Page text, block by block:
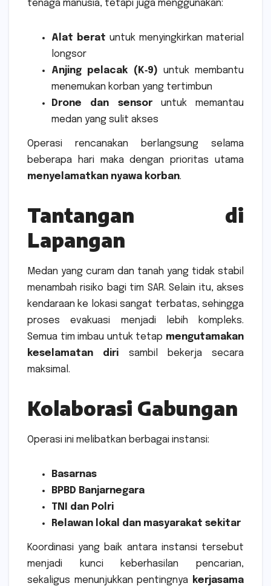
tenaga manusia, tetapi juga menggunakan:
Alat berat untuk menyingkirkan material
longsor
Anjing pelacak (K‑9) untuk membantu
menemukan korban yang tertimbun
Drone dan sensoruntuk memantau
medan yang sulit akses
Operasi rencanakan berlangsung selama
beberapa hari maka dengan prioritas utama
menyelamatkan nyawa korban.
Tantangan di
Lapangan
Medan yang curam dan tanah yang tidak stabil
menambah risiko bagi tim SAR. Selain itu, akses
kendaraan ke lokasi sangat terbatas, sehingga
proses evakuasi menjadi lebih kompleks.
Semua tim imbau untuk tetap mengutamakan
keselamatan diri sambil bekerja secara
maksimal.
Kolaborasi Gabungan
Operasi ini melibatkan berbagai instansi:
Basarnas
BPBD Banjarnegara
TNI dan Polri
Relawan lokal dan masyarakat sekitar
Koordinasi yang baik antara instansi tersebut
menjadi kunci keberhasilan pencarian,
sekaligus menunjukkan pentingnya kerjasama